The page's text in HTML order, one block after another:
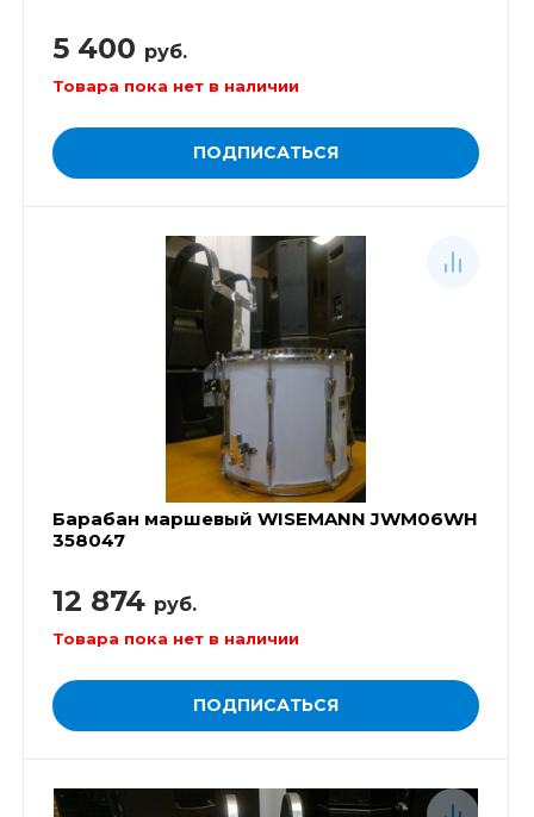
5 400 руб.
Товара пока нет в наличии
ПОДПИСАТЬСЯ
Барабан маршевый WISEMANN JWM06WH
358047
12 874 руб.
Товара пока нет в наличии
ПОДПИСАТЬСЯ